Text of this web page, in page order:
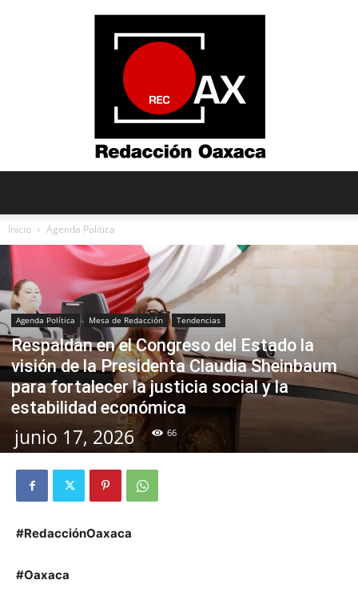
Oaxaca
Inicio Agenda Política
Agenda Política Mesa de Redacción Tendencias
Respaldan en el Congreso del Estado la
visión de la Presidenta Claudia Sheinbaum
para fortalecer la justicia social y la
estabilidad económica
junio 17, 2026 66
#RedacciónOaxaca
#Oaxaca